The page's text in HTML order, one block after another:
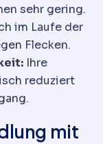
sehr gering.
im Laufe der
Flecken.
Ihre
reduziert
mit